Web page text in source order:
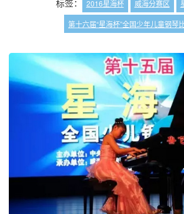
2016星海杯 威海分赛区
第十六届“星海杯”全国少年儿童钢琴